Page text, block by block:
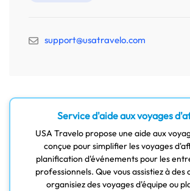
support@usatravelo.com
Service d'aide aux voyages
USA Travelo propose une aide aux
conçue pour simplifier les voyages
planification d'événements pour les
professionnels. Que vous assistiez à
organisiez des voyages d'équipe ou